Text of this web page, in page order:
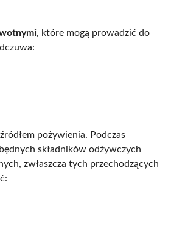
, które mogą prowadzić do
pożywienia. Podczas
składników odżywczych
zwłaszcza tych przechodzących